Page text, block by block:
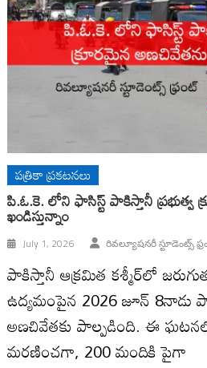
పత్రికా ప్రకటనలు
పి.ఓ.కె. లోని ఫాసిస్ట్ పాకిస్తానీ ప్రభుత్వ
ఖండిస్తున్నాం
July 1, 2026 రివల్యూషనరీ స్టూడెంట్స్
పాకిస్తానీ ఆక్రమిత కశ్మీర్‌లో
ఉద్యమంపైన 2026 జూన్ 8నాడు
అణచివేతకు పాల్పడింది. ఈ
మరణించగా, 200 మందికి పైగా